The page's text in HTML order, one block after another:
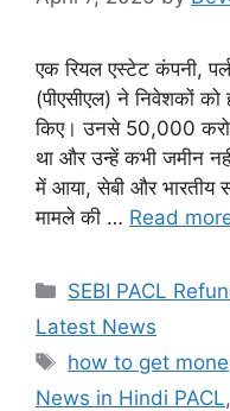
एक रियल एस्टेट कंपनी,
(पीएसीएल) ने निवेशकों
किए। उनसे 50,000
था और उन्हें कभी जमीन
में आया, सेबी और भारतीय
मामले की … Read
Categories
SEBI PACL
Latest News
Tags
how to get
News in Hindi PACL,